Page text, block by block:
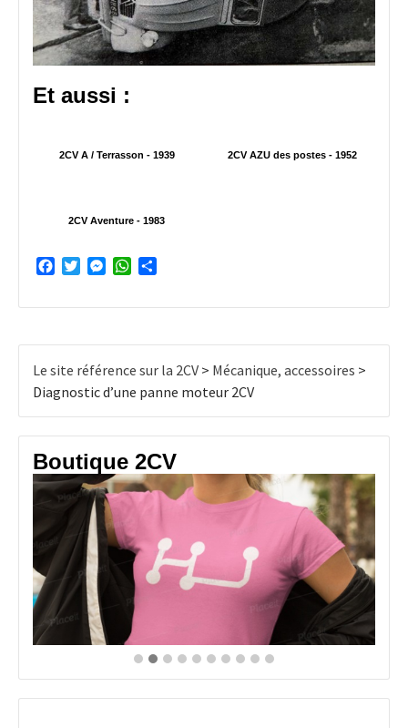
Et aussi :
2CV A / Terrasson - 1939 2CV AZU des postes - 1952
2CV Aventure - 1983
FacebookTwitterMessengerWhatsApp
Le site référence sur la 2CV > Mécanique, accessoires >
Diagnostic d’une panne moteur 2CV
Boutique 2CV